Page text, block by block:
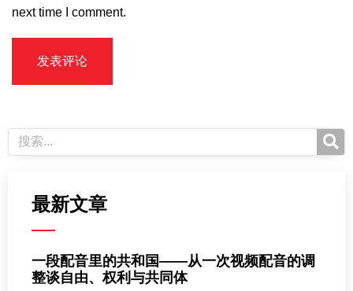
next time I comment.
最新文章
一段配音里的共和国——从一次视频配音的调
整谈自由、权利与共同体